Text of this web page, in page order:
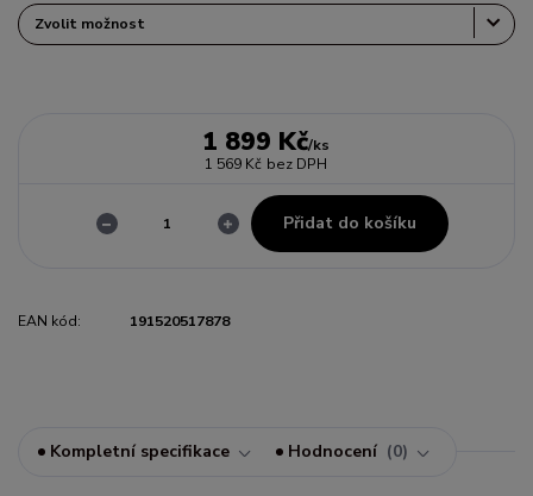
1 899 Kč/ks
1 569 Kč bez DPH
Přidat do košíku
EAN kód: 191520517878
Kompletní specifikace Hodnocení 0